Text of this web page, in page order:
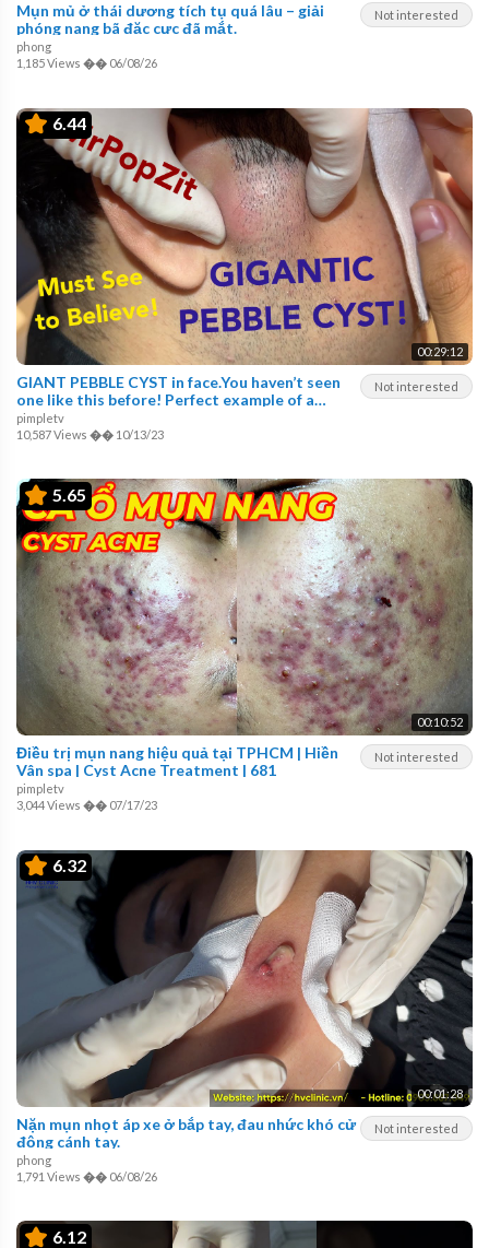
Not interested
Mụn mủ ở thái dương tích tụ quá lâu – giải
phóng nang bã đặc cực đã mắt.
phong
1,185 Views �� 06/08/26
6.44
00:29:12
Not interested
GIANT PEBBLE CYST in face.You haven’t seen
one like this before! Perfect example of a
Pilomatricoma
pimpletv
10,587 Views �� 10/13/23
5.65
00:10:52
Not interested
Điều trị mụn nang hiệu quả tại TPHCM | Hiền
Vân spa | Cyst Acne Treatment | 681
pimpletv
3,044 Views �� 07/17/23
6.32
00:01:28
Not interested
Nặn mụn nhọt áp xe ở bắp tay, đau nhức khó cử
động cánh tay.
phong
1,791 Views �� 06/08/26
6.12